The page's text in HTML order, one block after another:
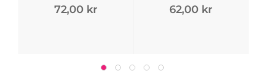
72,00 kr 62,00 kr